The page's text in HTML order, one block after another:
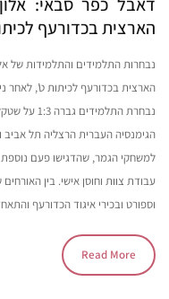
הארצית בכדורעף
נבחרות התלמידים והתלמידות של
הארצית בכדורעף לכיתות ט’, לאחר
למשחקי הגמר, שהדגישו פעם נוספת
עבודת צוות וחוסן אישי. בין
וספורט ובכירי איגוד הכדורעף
Read More